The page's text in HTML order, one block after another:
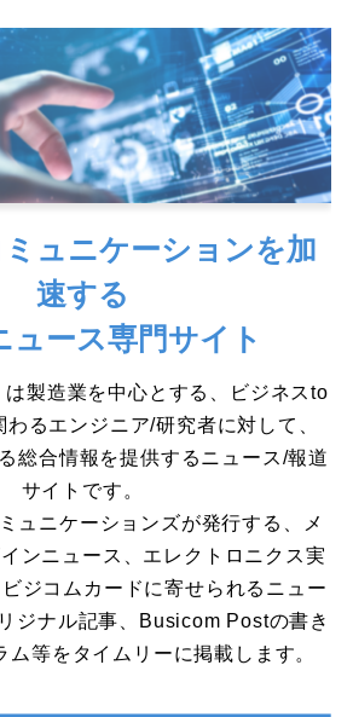
ュニケーションを加
速する
ュース専門サイト
は製造業を中心とする、ビジネスto
るエンジニア/研究者に対して、
総合情報を提供するニュース/報道
サイトです。
ュニケーションズが発行する、メ
ンニュース、エレクトロニクス実
ジコムカードに寄せられるニュー
ジナル記事、Busicom Postの書き
ム等をタイムリーに掲載します。